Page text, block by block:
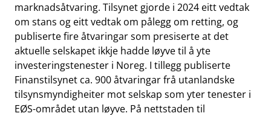
marknadsåtvaring. Tilsynet gjorde i 2024 eitt vedtak
om stans og eitt vedtak om pålegg om retting, og
publiserte fire åtvaringar som presiserte at det
aktuelle selskapet ikkje hadde løyve til å yte
investeringstenester i Noreg. I tillegg publiserte
Finanstilsynet ca. 900 åtvaringar frå utanlandske
tilsynsmyndigheiter mot selskap som yter tenester i
EØS-området utan løyve. På nettstaden til